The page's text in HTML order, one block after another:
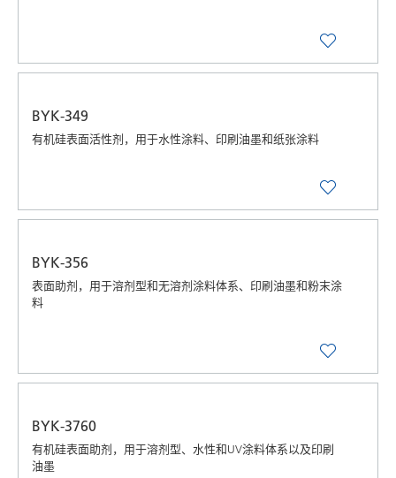
BYK-349
有机硅表面活性剂，用于水性涂料、印刷油墨和纸张涂料
BYK-356
表面助剂，用于溶剂型和无溶剂涂料体系、印刷油墨和粉末涂
料
BYK-3760
有机硅表面助剂，用于溶剂型、水性和UV涂料体系以及印刷
油墨